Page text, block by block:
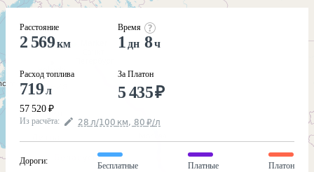
Расстояние
2 569км
Расход топлива
719л
57 520 ₽
Время
1 дн 8ч
За Платон
5 435₽
Из расчёта: 28 л/100 км, 80 ₽/л
Дороги:
Бесплатные Платные Платон